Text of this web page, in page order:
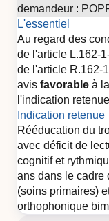
demandeur :
L'essentiel
Au regard des
de l'article L.162-
de l'article R.162-
avis favorable à
l'indication
Indication retenue
Rééducation du
avec déficit de
cognitif et
ans dans le cadre
(soins primaires)
orthophonique